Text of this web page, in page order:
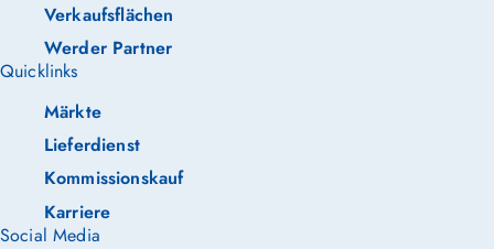
Verkaufsflächen
Werder Partner
Quicklinks
Märkte
Lieferdienst
Kommissionskauf
Karriere
Social Media